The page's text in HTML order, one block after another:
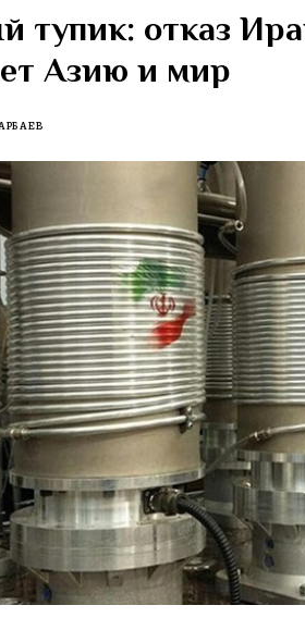
тупик: отказ
Азию и мир